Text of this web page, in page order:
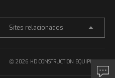
Sites relacionados
ⓒ 2026 HD CONSTRUCTION EQUIPMENT.